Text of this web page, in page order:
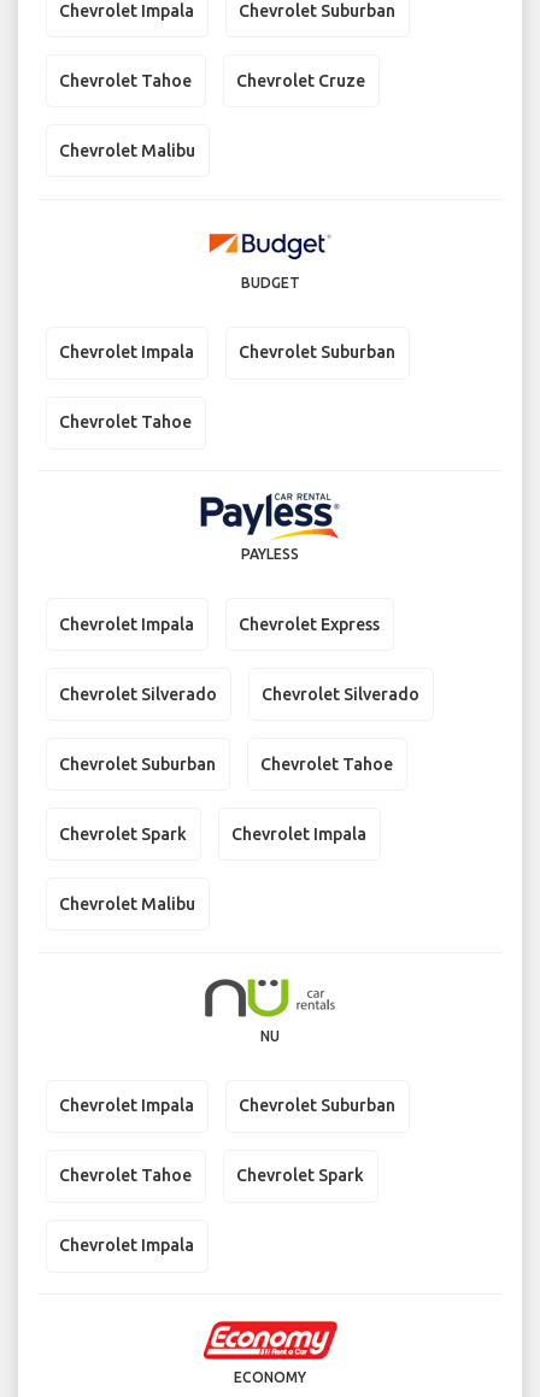
Chevrolet Impala Chevrolet Suburban
Chevrolet Tahoe Chevrolet Cruze
Chevrolet Malibu
BUDGET
Chevrolet Impala Chevrolet Suburban
Chevrolet Tahoe
PAYLESS
Chevrolet Impala Chevrolet Express
Chevrolet Silverado Chevrolet Silverado
Chevrolet Suburban Chevrolet Tahoe
Chevrolet Spark Chevrolet Impala
Chevrolet Malibu
NU
Chevrolet Impala Chevrolet Suburban
Chevrolet Tahoe Chevrolet Spark
Chevrolet Impala
ECONOMY